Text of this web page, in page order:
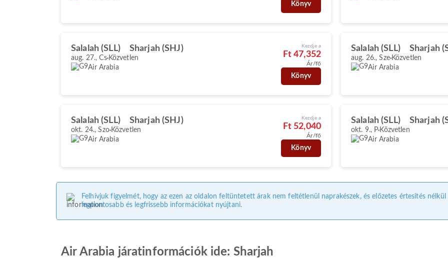
Könyv
Salalah (SLL) Sharjah (SHJ)
aug. 27., Cs Közvetlen
Air Arabia
Kezdje a
Ft 47,352
Ár/fő
Könyv
Salalah (SLL) Sharjah
aug. 26., Sze Közvetlen
Air Arabia
Salalah (SLL) Sharjah (SHJ)
okt. 24., Szo Közvetlen
Air Arabia
Kezdje a
Ft 52,040
Ár/fő
Könyv
Salalah (SLL) Sharjah
okt. 9., P Közvetlen
Air Arabia
Felhívjuk figyelmét, hogy az ezen az oldalon feltüntetett árak nem feltétlenül naprakészek, és előzetes értesítés
legpontosabb és legfrissebb információkat nyújtani.
Air Arabia járatinformációk ide: Sharjah